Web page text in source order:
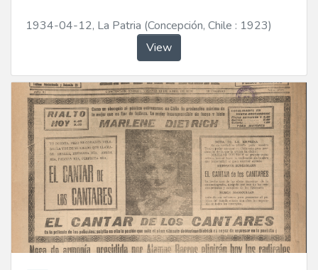
1934-04-12, La Patria (Concepción, Chile : 1923)
View